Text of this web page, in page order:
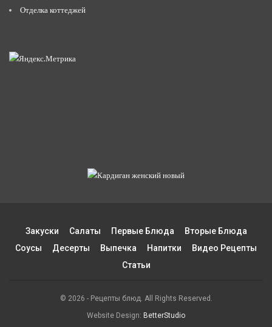
Отделка коттеджей
Закуски Салаты Первые Блюда
Вторые Блюда
Соусы
Десерты Выпечка Напитки
Видео Рецепты
Статьи
© 2026 - Рецепты блюд. All Rights Reserved.
Website Design: BetterStudio